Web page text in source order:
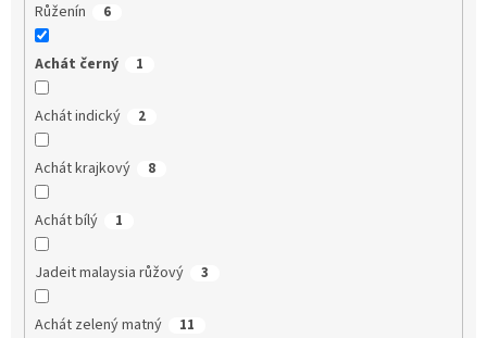
Růženín 6
Achát černý 1
Achát indický 2
Achát krajkový 8
Achát bílý 1
Jadeit malaysia růžový 3
Achát zelený matný 11